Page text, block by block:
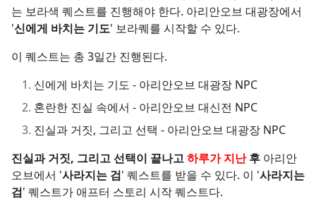
는 보라색 퀘스트를 진행해야 한다. 아리안오브 대광장에서
'신에게 바치는 기도' 보라퀘를 시작할 수 있다.
이 퀘스트는 총 3일간 진행된다.
신에게 바치는 기도 - 아리안오브 대광장 NPC
혼란한 진실 속에서 - 아리안오브 대신전 NPC
진실과 거짓, 그리고 선택 - 아리안오브 대광장 NPC
진실과 거짓, 그리고 선택이 끝나고하루가 지난후 아리안
오브에서 '사라지는 검' 퀘스트를 받을 수 있다. 이 '사라지는
검' 퀘스트가 애프터 스토리 시작 퀘스트다.